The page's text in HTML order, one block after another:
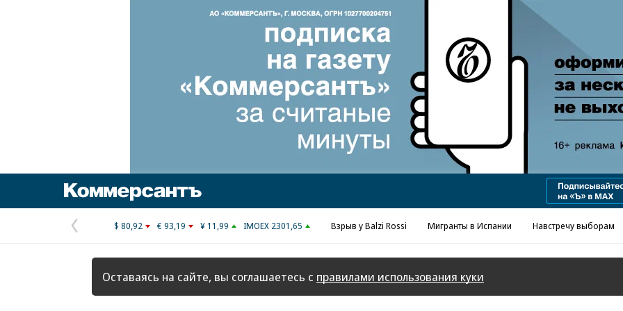
Реклама в «Ъ» www.kommersant.ru/ad
Предыдущая
страница
$ 80,92 € 93,19 ¥ 11,99 IMOEX 2301,65 Взрыв у Balzi Rossi Мигранты в Испании Навстречу выборам
Оставаясь на сайте, вы соглашаетесь с правилами использования куки